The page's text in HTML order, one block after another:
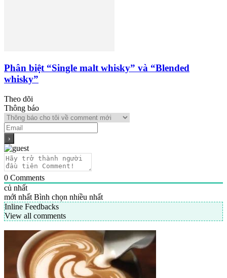
Phân biệt “Single malt whisky” và “Blended
whisky”
Theo dõi
Thông báo
0 Comments
củ nhất
mới nhất Bình chọn nhiều nhất
Inline Feedbacks
View all comments